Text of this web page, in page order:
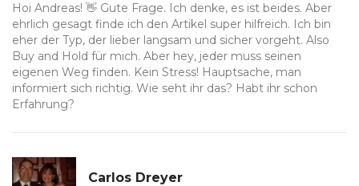
Hoi Andreas! 👋 Gute Frage. Ich denke, es ist beides. Aber
ehrlich gesagt finde ich den Artikel super hilfreich. Ich bin
eher der Typ, der lieber langsam und sicher vorgeht. Also
Buy and Hold für mich. Aber hey, jeder muss seinen
eigenen Weg finden. Kein Stress! Hauptsache, man
informiert sich richtig. Wie seht ihr das? Habt ihr schon
Erfahrung?
Carlos Dreyer